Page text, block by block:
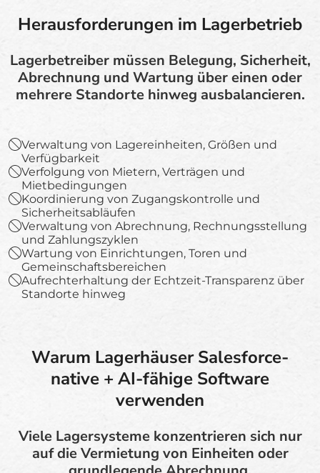
Herausforderungen im Lagerbetrieb
Lagerbetreiber müssen Belegung, Sicherheit,
Abrechnung und Wartung über einen oder
mehrere Standorte hinweg ausbalancieren.
Verwaltung von Lagereinheiten, Größen und
Verfügbarkeit
Verfolgung von Mietern, Verträgen und
Mietbedingungen
Koordinierung von Zugangskontrolle und
Sicherheitsabläufen
Verwaltung von Abrechnung, Rechnungsstellung
und Zahlungszyklen
Wartung von Einrichtungen, Toren und
Gemeinschaftsbereichen
Aufrechterhaltung der Echtzeit-Transparenz über
Standorte hinweg
Warum Lagerhäuser Salesforce-
native + AI-fähige Software
verwenden
Viele Lagersysteme konzentrieren sich nur
auf die Vermietung von Einheiten oder